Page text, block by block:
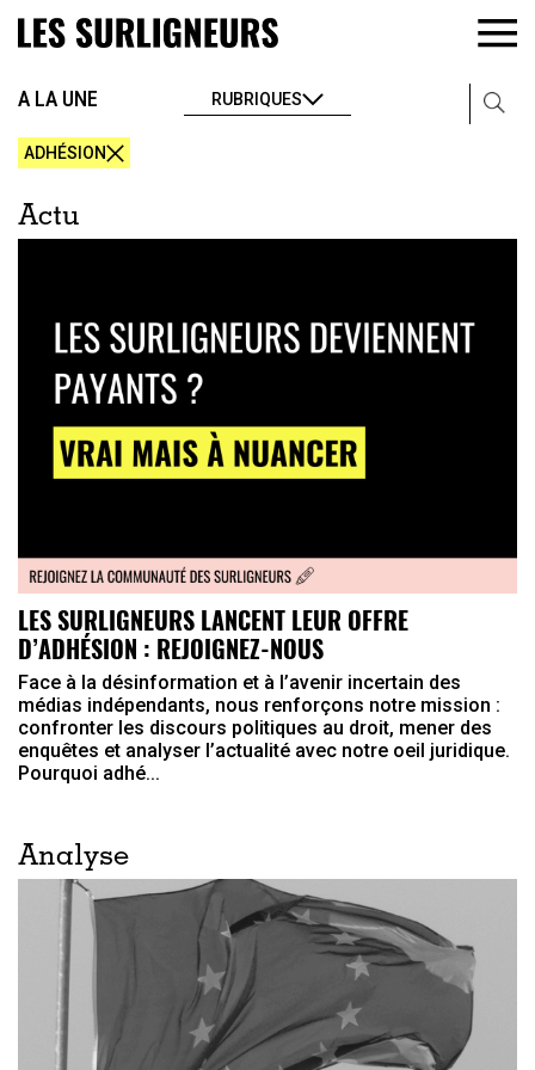
A LA UNE RUBRIQUES
ADHÉSION
Actu
LES SURLIGNEURS LANCENT LEUR OFFRE
D’ADHÉSION : REJOIGNEZ-NOUS
Face à la désinformation et à l’avenir incertain des
médias indépendants, nous renforçons notre mission :
confronter les discours politiques au droit, mener des
enquêtes et analyser l’actualité avec notre oeil juridique.
Pourquoi adhé...
Analyse